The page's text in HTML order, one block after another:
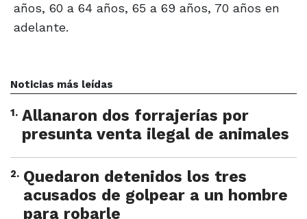
años, 60 a 64 años, 65 a 69 años, 70 años en
adelante.
Noticias más leídas
1. Allanaron dos forrajerías por
presunta venta ilegal de animales
2. Quedaron detenidos los tres
acusados de golpear a un hombre
para robarle